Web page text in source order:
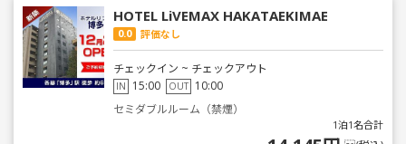
HOTEL LiVEMAX HAKATAEKIMAE
0.0 評価なし
チェックイン ~ チェックアウト
IN 15:00 OUT 10:00
セミダブルルーム（禁煙）
1泊1名合計